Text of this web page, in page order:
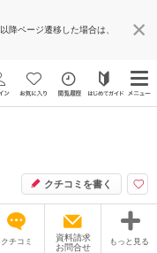
降ページ遷移した場合は、
クチコミを書く
クチコミ
資料請求
お問合せ
もっと見る